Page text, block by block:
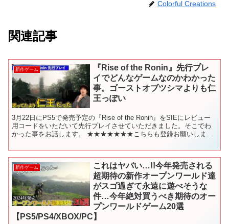
Colorful Creations
関連記事
新作ゲーム
『Rise of the Ronin』先行プレ
イでどんなゲームなのかわかった
事。ゴーストオブツシマよりも仁
王っぽい
3月22日にPS5で発売予定の『Rise of the Ronin』をSIEにレビュー
用コードをいただいて先行プレイさせていただきました。そこでわ
かった事をお話します。 ★★★★★★★こちらも登録お願いします
新作ゲーム
これはヤバい…!!今年発売される
超期待の新作オープンワールド達
がスゴ過ぎて永遠に遊べそうな
件…今年絶対買うべき期待のオー
プンワールドゲーム20選
【PS5/PS4/XBOX/PC】